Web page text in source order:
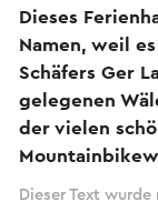
Dieses
Namen, weil
Schäfers Ger
gelegenen
der vielen
Dieser Text